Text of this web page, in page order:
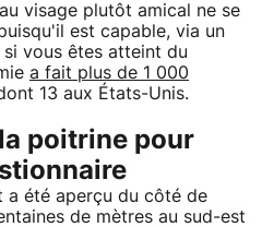
visage plutôt amical ne se
est capable, via un
vous êtes atteint du
a fait plus de 1 000
13 aux États-Unis.
poitrine pour
a été aperçu du côté de
de mètres au sud-est